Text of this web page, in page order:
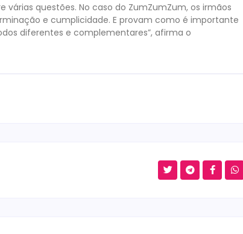
questões. No caso do ZumZumZum, os irmãos
e cumplicidade. E provam como é importante
diferentes e complementares”, afirma o